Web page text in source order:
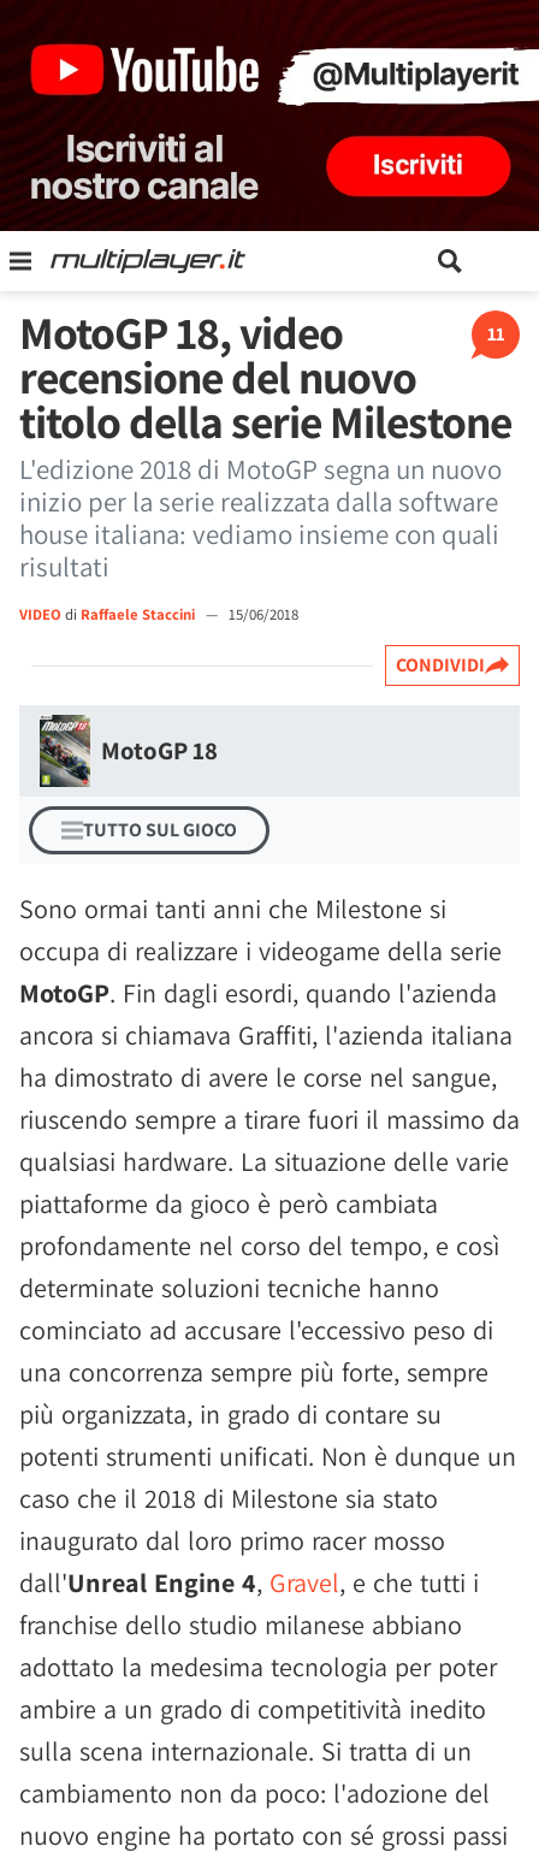
11
MotoGP 18, video
recensione del nuovo
titolo della serie Milestone
L'edizione 2018 di MotoGP segna un nuovo
inizio per la serie realizzata dalla software
house italiana: vediamo insieme con quali
risultati
VIDEO di Raffaele Staccini — 15/06/2018
CONDIVIDI
MotoGP 18
TUTTO SUL GIOCO
Sono ormai tanti anni che Milestone si
occupa di realizzare i videogame della serie
MotoGP. Fin dagli esordi, quando l'azienda
ancora si chiamava Graffiti, l'azienda italiana
ha dimostrato di avere le corse nel sangue,
riuscendo sempre a tirare fuori il massimo da
qualsiasi hardware. La situazione delle varie
piattaforme da gioco è però cambiata
profondamente nel corso del tempo, e così
determinate soluzioni tecniche hanno
cominciato ad accusare l'eccessivo peso di
una concorrenza sempre più forte, sempre
più organizzata, in grado di contare su
potenti strumenti unificati. Non è dunque un
caso che il 2018 di Milestone sia stato
inaugurato dal loro primo racer mosso
dall'Unreal Engine 4, Gravel, e che tutti i
franchise dello studio milanese abbiano
adottato la medesima tecnologia per poter
ambire a un grado di competitività inedito
sulla scena internazionale. Si tratta di un
cambiamento non da poco: l'adozione del
nuovo engine ha portato con sé grossi passi